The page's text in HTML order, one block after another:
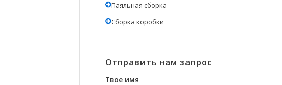
Паяльная сборка
Сборка коробки
Отправить нам запрос
Твое имя